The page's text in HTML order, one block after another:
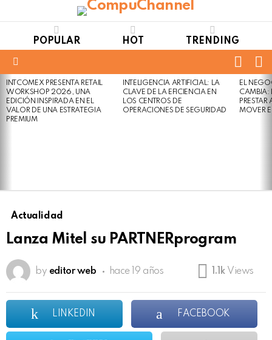
POPULAR HOT TRENDING
LATEST
STORIES
INTCOMEX PRESENTA RETAIL
WORKSHOP 2026, UNA
EDICIÓN INSPIRADA EN EL
VALOR DE UNA ESTRATEGIA
PREMIUM
INTELIGENCIA ARTIFICIAL: LA
CLAVE DE LA EFICIENCIA EN
LOS CENTROS DE
OPERACIONES DE SEGURIDAD
EL
CAMBIA:
MOVER
Actualidad
Lanza Mitel su PARTNERprogram
by editor web hace 19 años 1.1k Views
LINKEDIN FACEBOOK